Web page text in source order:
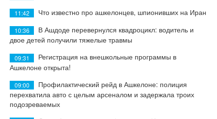
11:42 Что известно про ашкелонцев, шпионивших на Иран
10:36
В Ашдоде перевернулся квадроцикл: водитель и
двое детей получили тяжелые травмы
09:31
Регистрация на внешкольные программы в
Ашкелоне открыта!
09:00
Профилактический рейд в Ашкелоне: полиция
перехватила авто с целым арсеналом и задержала троих
подозреваемых